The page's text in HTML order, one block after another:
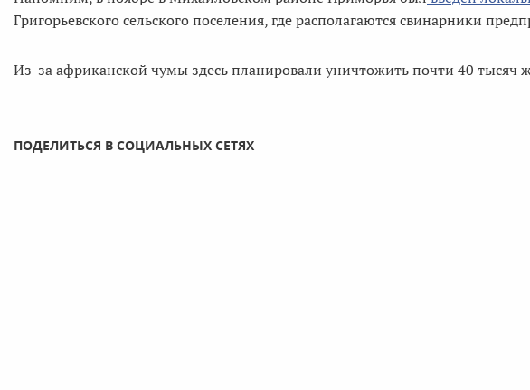
Григорьевского сельского поселения, где располагаются свинарники
Из-за африканской чумы здесь планировали уничтожить почти 40 тысяч
ПОДЕЛИТЬСЯ В СОЦИАЛЬНЫХ СЕТЯХ